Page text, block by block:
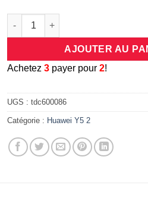
quantité de Coque universelle
AJOUTER AU
Achetez3 payer pour2!
UGS :tdc600086
Catégorie : Huawei Y5 2